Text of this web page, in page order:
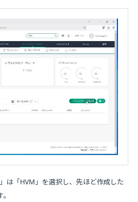
は「HVM」を選択し、先ほど作成した